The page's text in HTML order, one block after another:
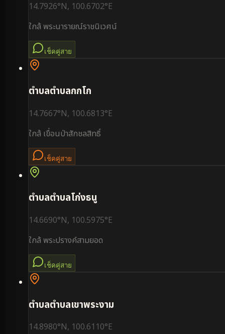
14.7926°N, 100.6702°E
ใกล้พระนารายณ์ราชนิเวศน์
เช็คคู่สาย
ตำบลตำบลกกโก
14.7667°N, 100.6813°E
ใกล้ เขื่อนป่าสักชลสิทธิ์
เช็คคู่สาย
ตำบลตำบลโก่งธนู
14.6690°N, 100.5975°E
ใกล้พระปรางค์สามยอด
เช็คคู่สาย
ตำบลตำบลเขาพระงาม
14.8980°N, 100.6110°E